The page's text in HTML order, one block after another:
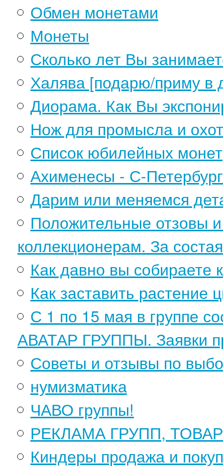
Обмен монетами
Монеты
Сколько лет Вы
Халява [подарю/приму в
Диорама. Как Вы
Нож для промысла и
Список юбилейных монет
Ахименесы - С-
Дарим или меняемся
Положительные отзовы
коллекционерам. За
Как давно вы собираете
Как заставить растение
С 1 по 15 мая в группе
АВАТАР ГРУППЫ. Заявки
Советы и отзывы по
нумизматика
ЧАВО группы!
РЕКЛАМА ГРУПП,
Киндеры продажа и